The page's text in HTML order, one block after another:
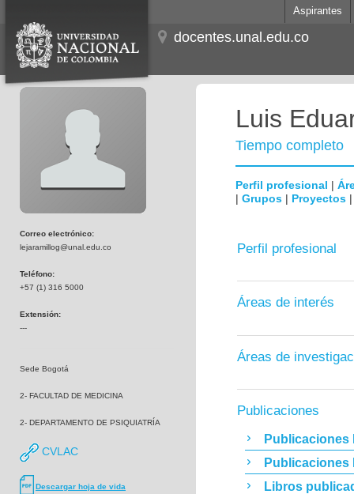
Aspirantes
docentes.unal.edu.co
Correo electrónico:
lejaramillog@unal.edu.co
Teléfono:
+57 (1) 316 5000
Extensión:
---
Sede Bogotá
2- FACULTAD DE MEDICINA
2- DEPARTAMENTO DE PSIQUIATRÍA
CVLAC
Descargar hoja de vida
Luis
Tiempo completo
Perfil profesional |
| Grupos | Proyectos
Perfil profesional
Áreas de interés
Áreas de
Publicaciones
Publicaciones
Publicaciones
Libros